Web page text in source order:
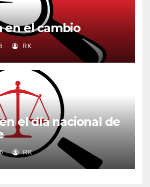
en el cambio
RK
el día nacional de
RK